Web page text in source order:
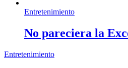
Entretenimiento
No pareciera la
Entretenimiento